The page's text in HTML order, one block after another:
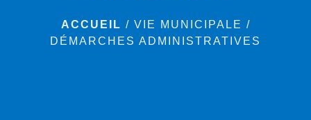
ACCUEIL / VIE MUNICIPALE /
DÉMARCHES ADMINISTRATIVES